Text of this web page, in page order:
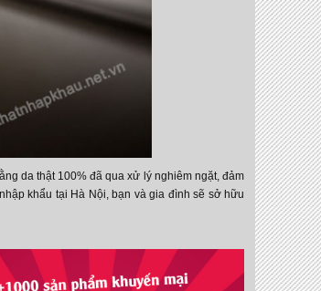
da thật 100% đã qua xử lý nghiêm ngặt, đảm
khẩu tại Hà Nội, bạn và gia đình sẽ sở hữu